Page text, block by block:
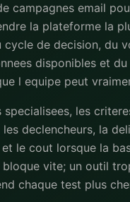
campagnes email
la plateforme la
cycle de decision, du
disponibles et du
l equipe peut
specialisees, les
declencheurs, la
le cout lorsque la
vite; un outil
chaque test plus